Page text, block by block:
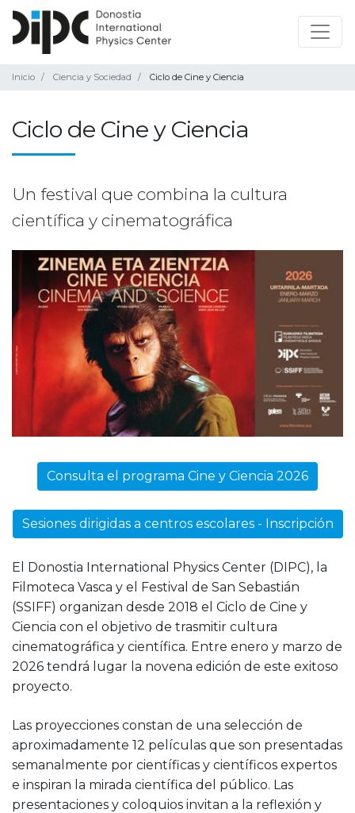
Inicio Ciencia y Sociedad Ciclo de Cine y Ciencia
Ciclo de Cine y Ciencia
Un festival que combina la cultura
científica y cinematográfica
Consulta el programa Cine y Ciencia 2026
Sesiones dirigidas a centros escolares - Inscripción
El Donostia International Physics Center (DIPC), la
Filmoteca Vasca y el Festival de San Sebastián
(SSIFF) organizan desde 2018 el Ciclo de Cine y
Ciencia con el objetivo de trasmitir cultura
cinematográfica y científica. Entre enero y marzo de
2026 tendrá lugar la novena edición de este exitoso
proyecto.
Las proyecciones constan de una selección de
aproximadamente 12 películas que son presentadas
semanalmente por científicas y científicos expertos
e inspiran la mirada científica del público. Las
presentaciones y coloquios invitan a la reflexión y